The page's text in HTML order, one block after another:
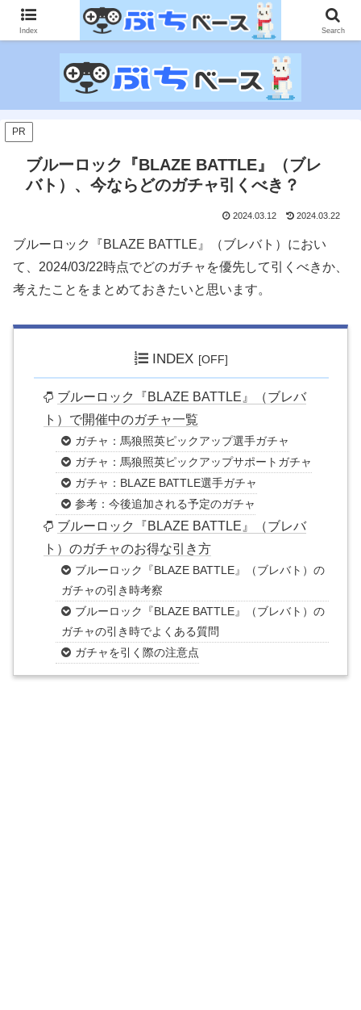
ゲームに課金して得た情報をゲーム記事に仕上げて、収益以上の課金をする無
限機関サイトです。
PR
ブルーロック『BLAZE BATTLE』（ブレ
バト）、今ならどのガチャ引くべき？
2024.03.12 2024.03.22
ブルーロック『BLAZE BATTLE』（ブレバト）におい
て、2024/03/22時点でどのガチャを優先して引くべきか、
考えたことをまとめておきたいと思います。
INDEX
ブルーロック『BLAZE BATTLE』（ブレバ
ト）で開催中のガチャ一覧
ガチャ：馬狼照英ピックアップ選手ガチャ
ガチャ：馬狼照英ピックアップサポートガチャ
ガチャ：BLAZE BATTLE選手ガチャ
参考：今後追加される予定のガチャ
ブルーロック『BLAZE BATTLE』（ブレバ
ト）のガチャのお得な引き方
ブルーロック『BLAZE BATTLE』（ブレバト）の
ガチャの引き時考察
ブルーロック『BLAZE BATTLE』（ブレバト）の
ガチャの引き時でよくある質問
ガチャを引く際の注意点
Index Search